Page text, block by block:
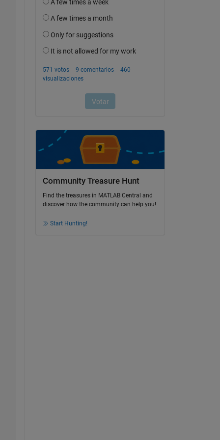
Community Treasure Hunt
Find the treasures in MATLAB Central and
discover how the community can help you!
Start Hunting!